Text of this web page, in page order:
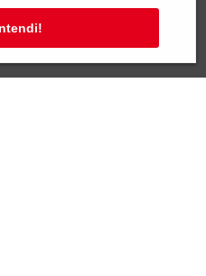
receba novidades em
mail.